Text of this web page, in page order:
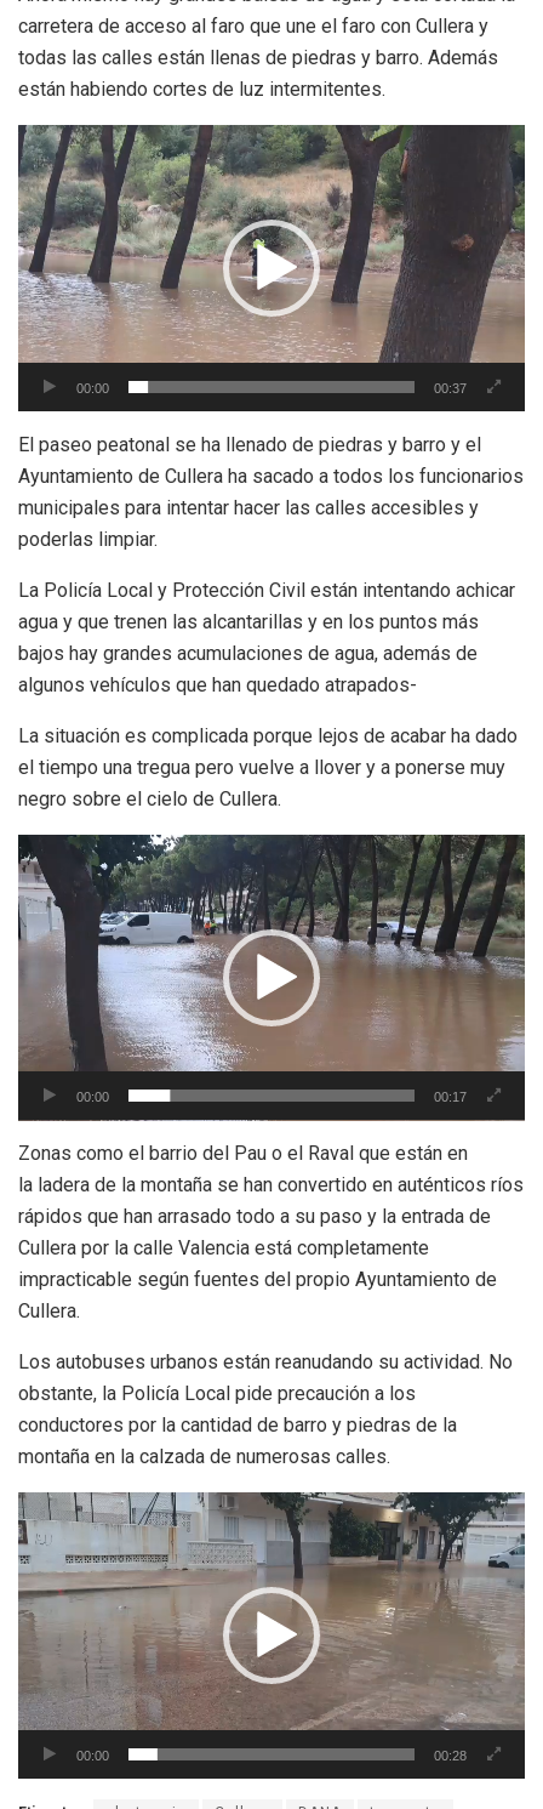
carretera de acceso al faro que une el faro con Cullera y
todas las calles están llenas de piedras y barro. Además
están habiendo cortes de luz intermitentes.
Reproductor
de
vídeo
00:00 00:37
El paseo peatonal se ha llenado de piedras y barro y el
Ayuntamiento de Cullera ha sacado a todos los funcionarios
municipales para intentar hacer las calles accesibles y
poderlas limpiar.
La Policía Local y Protección Civil están intentando achicar
agua y que trenen las alcantarillas y en los puntos más
bajos hay grandes acumulaciones de agua, además de
algunos vehículos que han quedado atrapados-
La situación es complicada porque lejos de acabar ha dado
el tiempo una tregua pero vuelve a llover y a ponerse muy
negro sobre el cielo de Cullera.
Reproductor
de
vídeo
00:00 00:17
Zonas como el barrio del Pau o el Raval que están en
la ladera de la montaña se han convertido en auténticos ríos
rápidos que han arrasado todo a su paso y la entrada de
Cullera por la calle Valencia está completamente
impracticable según fuentes del propio Ayuntamiento de
Cullera.
Los autobuses urbanos están reanudando su actividad. No
obstante, la Policía Local pide precaución a los
conductores por la cantidad de barro y piedras de la
montaña en la calzada de numerosas calles.
Reproductor
de
vídeo
00:00 00:28